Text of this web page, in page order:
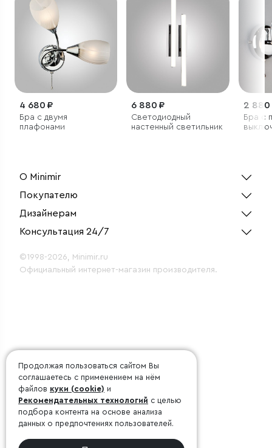
4 680 ₽
Бра с двумя
плафонами
6 880 ₽
Светодиодный
настенный светильник
2 880
Бра с
О Minimir
Покупателю
Дизайнерам
Консультация 24/7
©1998-2026, Minimir.ru
Официальный интернет-магазин производителя.
Продолжая пользоваться сайтом Вы
соглашаетесь с применением на нём
файлов куки (cookie) и
Рекомендательных технологий с целью
подбора контента на основе анализа
данных о предпочтениях пользователей.